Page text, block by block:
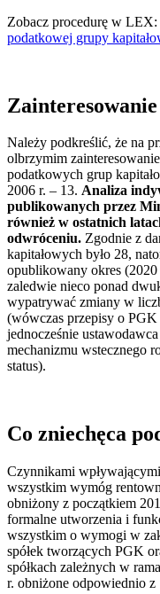
Zobacz procedurę w LEX:
podatkowej grupy
Należy podkreślić, że na
olbrzymim
podatkowych grup
2006 r. – 13. Analiza
publikowanych przez
również w ostatnich
odwróceniu. Zgodnie z
kapitałowych było 28,
opublikowany okres
zaledwie nieco ponad
wypatrywać zmiany w
(wówczas przepisy o PGK
jednocześnie
mechanizmu wstecznego
status).
Co zniechęca
Czynnikami
wszystkim wymóg
obniżony z początkiem
formalne utworzenia i
wszystkim o wymogi w
spółek tworzących PGK
spółkach zależnych w
r. obniżone odpowiednio z